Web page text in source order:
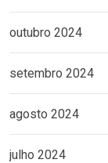
outubro 2024
setembro 2024
agosto 2024
julho 2024